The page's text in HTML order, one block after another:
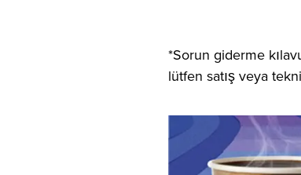
*Sorun giderme
lütfen satış veya